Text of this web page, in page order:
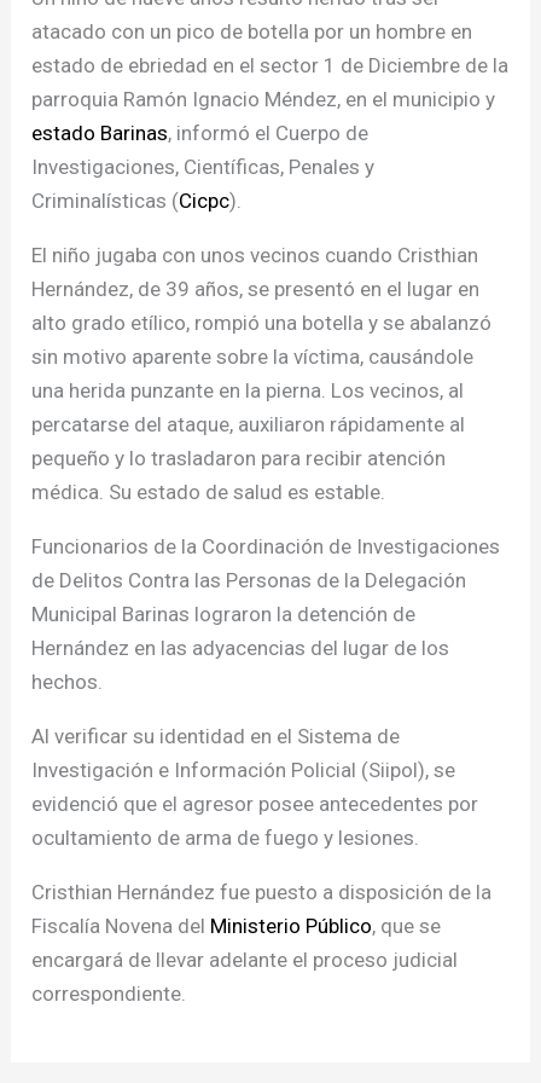
atacado con un pico de botella por un hombre en
estado de ebriedad en el sector 1 de Diciembre de la
parroquia Ramón Ignacio Méndez, en el municipio y
estado Barinas, informó el Cuerpo de
Investigaciones, Científicas, Penales y
Criminalísticas (Cicpc).
El niño jugaba con unos vecinos cuando Cristhian
Hernández, de 39 años, se presentó en el lugar en
alto grado etílico, rompió una botella y se abalanzó
sin motivo aparente sobre la víctima, causándole
una herida punzante en la pierna. Los vecinos, al
percatarse del ataque, auxiliaron rápidamente al
pequeño y lo trasladaron para recibir atención
médica. Su estado de salud es estable.
Funcionarios de la Coordinación de Investigaciones
de Delitos Contra las Personas de la Delegación
Municipal Barinas lograron la detención de
Hernández en las adyacencias del lugar de los
hechos.
Al verificar su identidad en el Sistema de
Investigación e Información Policial (Siipol), se
evidenció que el agresor posee antecedentes por
ocultamiento de arma de fuego y lesiones.
Cristhian Hernández fue puesto a disposición de la
Fiscalía Novena del Ministerio Público, que se
encargará de llevar adelante el proceso judicial
correspondiente.